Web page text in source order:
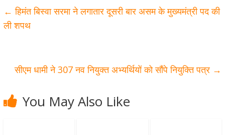
← हिमंत बिस्वा सरमा ने लगातार दूसरी बार असम के मुख्यमंत्री पद की
ली शपथ
सीएम धामी ने 307 नव नियुक्त अभ्यर्थियों को सौंपे नियुक्ति पत्र →
You May Also Like